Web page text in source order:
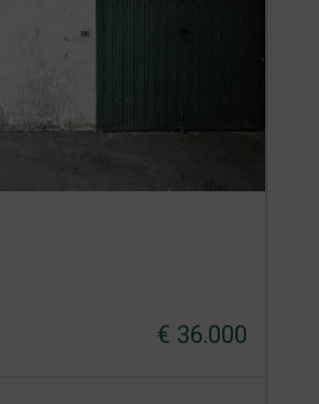
€ 36.000